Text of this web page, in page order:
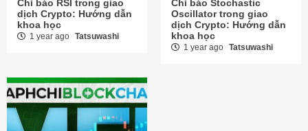
Chỉ báo RSI trong giao
dịch Crypto: Hướng dẫn
khoa học
1 year ago Tatsuwashi
Chỉ báo Stochastic
Oscillator trong giao
dịch Crypto: Hướng dẫn
khoa học
1 year ago Tatsuwashi